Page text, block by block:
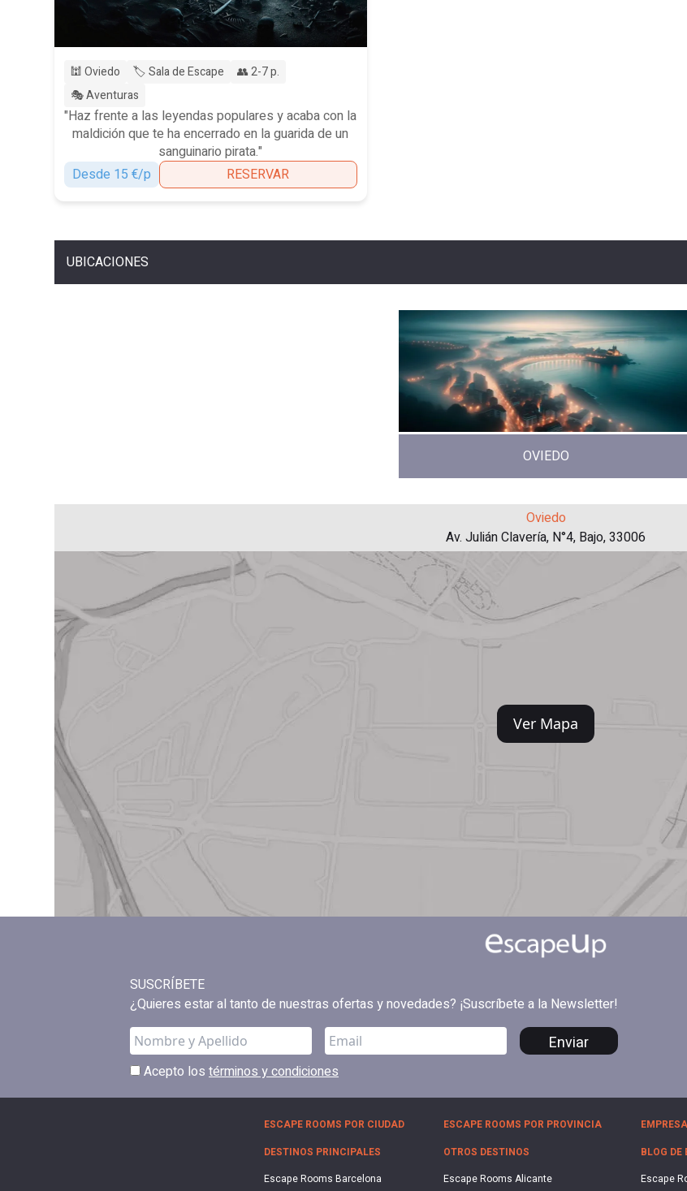
🕍 Oviedo 🏷️ Sala de Escape
👥 2-7 p.
🎭 Aventuras
"Haz frente a las leyendas populares y acaba con la
maldición que te ha encerrado en la guarida de un
sanguinario pirata."
Desde 15 €/p
RESERVAR
UBICACIONES
OVIEDO
Oviedo
Av. Julián Clavería, N°4, Bajo, 33006
Ver Mapa
SUSCRÍBETE
¿Quieres estar al tanto de nuestras ofertas y novedades? ¡Suscríbete a la Newsletter!
Enviar
Acepto los términos y condiciones
ESCAPE ROOMS POR CIUDAD
DESTINOS PRINCIPALES
Escape Rooms Barcelona
ESCAPE ROOMS POR PROVINCIA
OTROS DESTINOS
Escape Rooms Alicante
BLOG DE
Escape